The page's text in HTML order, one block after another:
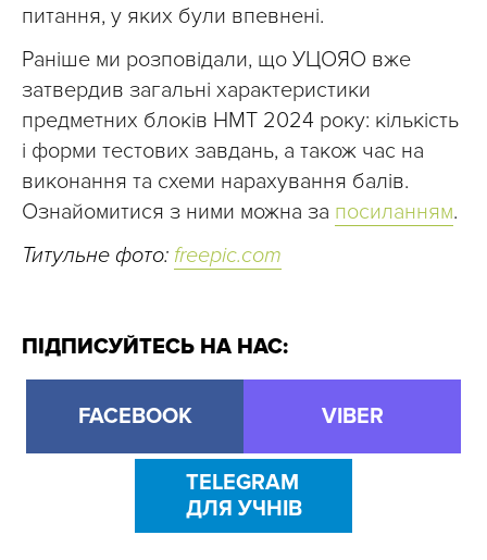
питання, у яких були впевнені.
Раніше ми розповідали, що УЦОЯО вже
затвердив загальні характеристики
предметних блоків НМТ 2024 року: кількість
і форми тестових завдань, а також час на
виконання та схеми нарахування балів.
Ознайомитися з ними можна за посиланням.
Титульне фото: freepic.com
ПІДПИСУЙТЕСЬ НА НАС:
FACEBOOK VIBER
TELEGRAM
ДЛЯ УЧНІВ